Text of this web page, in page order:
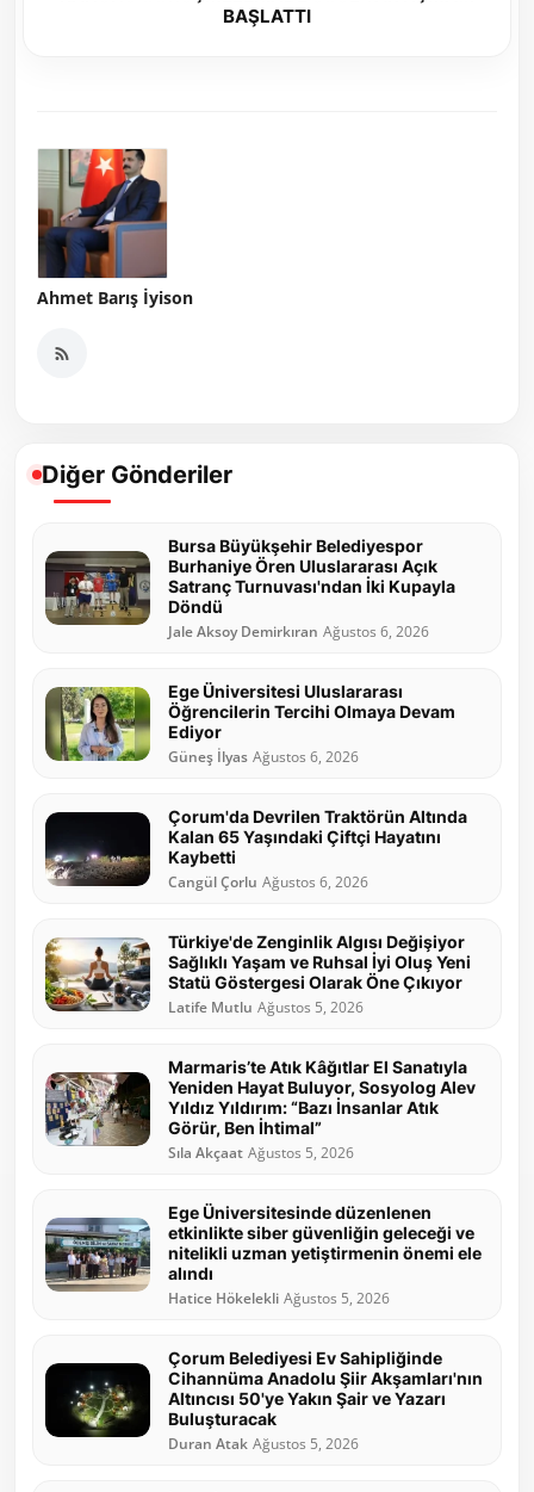
BAŞLATTI
Ahmet Barış İyison
Diğer Gönderiler
Bursa Büyükşehir Belediyespor
Burhaniye Ören Uluslararası Açık
Satranç Turnuvası'ndan İki Kupayla
Döndü
Jale Aksoy Demirkıran Ağustos 6, 2026
Ege Üniversitesi Uluslararası
Öğrencilerin Tercihi Olmaya Devam
Ediyor
Güneş İlyas Ağustos 6, 2026
Çorum'da Devrilen Traktörün Altında
Kalan 65 Yaşındaki Çiftçi Hayatını
Kaybetti
Cangül Çorlu Ağustos 6, 2026
Türkiye'de Zenginlik Algısı Değişiyor
Sağlıklı Yaşam ve Ruhsal İyi Oluş Yeni
Statü Göstergesi Olarak Öne Çıkıyor
Latife Mutlu Ağustos 5, 2026
Marmaris’te Atık Kâğıtlar El Sanatıyla
Yeniden Hayat Buluyor, Sosyolog Alev
Yıldız Yıldırım: “Bazı İnsanlar Atık
Görür, Ben İhtimal”
Sıla Akçaat Ağustos 5, 2026
Ege Üniversitesinde düzenlenen
etkinlikte siber güvenliğin geleceği ve
nitelikli uzman yetiştirmenin önemi ele
alındı
Hatice Hökelekli Ağustos 5, 2026
Çorum Belediyesi Ev Sahipliğinde
Cihannüma Anadolu Şiir Akşamları'nın
Altıncısı 50'ye Yakın Şair ve Yazarı
Buluşturacak
Duran Atak Ağustos 5, 2026